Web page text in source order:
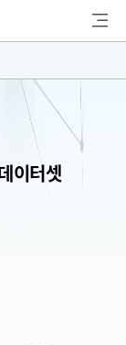
색
이터셋